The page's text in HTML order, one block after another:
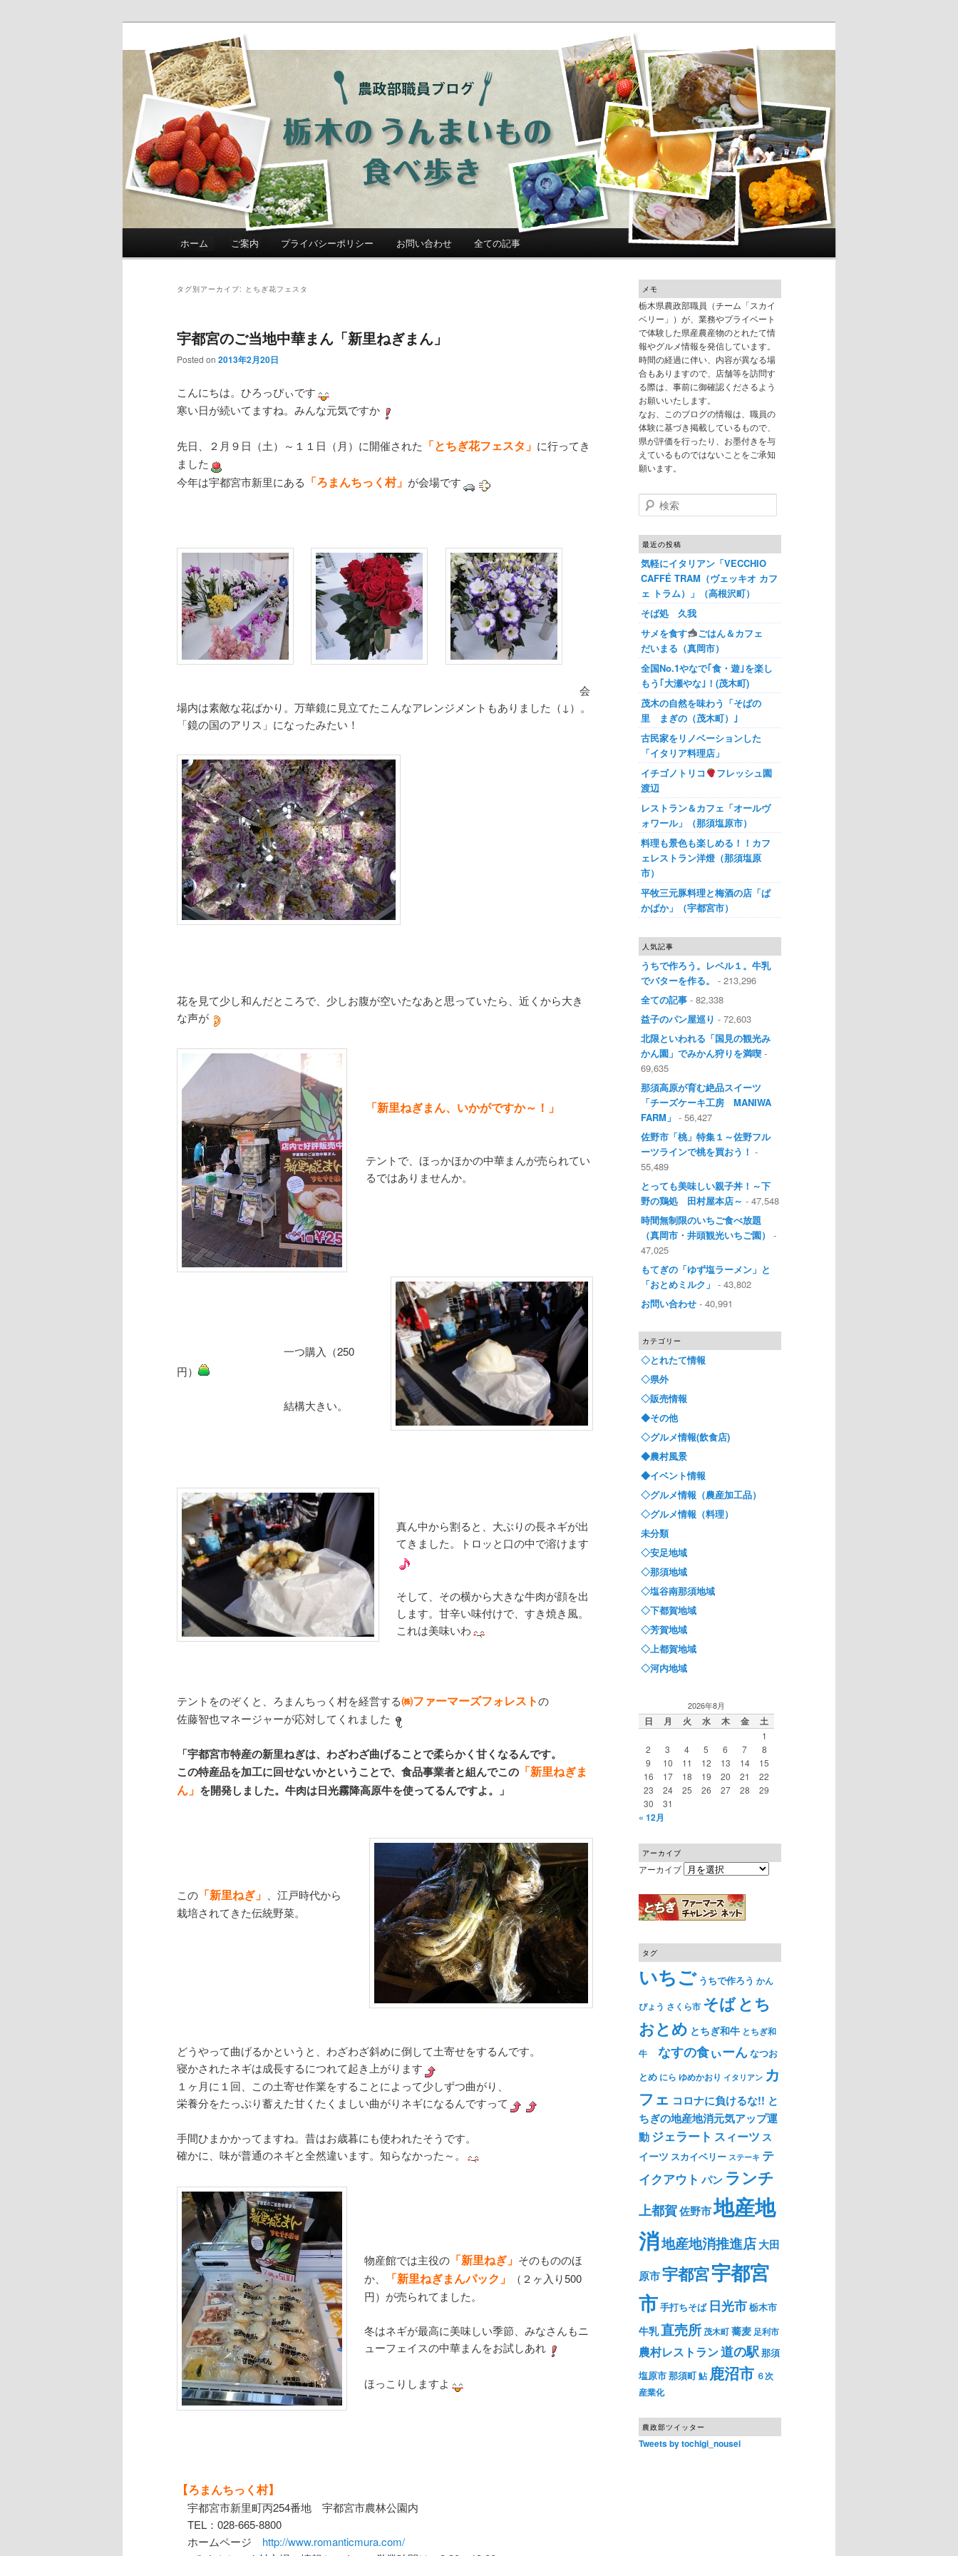
農政部職員ブログ「栃木のうんまいもの食べ歩
き」
メインコンテンツへ移動
サブコンテンツへ移動
ホーム ご案内 プライバシーポリシー お問い合わせ 全ての記事
タグ別アーカイブ: とちぎ花フェスタ
宇都宮のご当地中華まん「新里ねぎまん」
Posted on 2013年2月20日
こんにちは。ひろっぴぃです
寒い日が続いてますね。みんな元気ですか
先日、２月９日（土）～１１日（月）に開催された 「とちぎ花フェスタ」 に行ってき
ました
今年は宇都宮市新里にある 「ろまんちっく村」 が会場です
会
場内は素敵な花ばかり。万華鏡に見立てたこんなアレンジメントもありました（↓）。
「鏡の国のアリス」になったみたい！
花を見て少し和んだところで、少しお腹が空いたなあと思っていたら、近くから大き
な声が
「新里ねぎまん、いかがですか～！」
テントで、ほっかほかの中華まんが売られてい
るではありませんか。
一つ購入（250
円）
結構大きい。
真ん中から割ると、大ぶりの長ネギが出
てきました。トロッと口の中で溶けます
そして、その横から大きな牛肉が顔を出
します。甘辛い味付けで、すき焼き風。
これは美味いわ
テントをのぞくと、ろまんちっく村を経営する㈱ファーマーズフォレストの
佐藤智也マネージャーが応対してくれました
「宇都宮市特産の新里ねぎは、わざわざ曲げることで柔らかく甘くなるんです。
この特産品を加工に回せないかということで、食品事業者と組んでこの 「新里ねぎま
ん」 を開発しました。牛肉は日光霧降高原牛を使ってるんですよ。」
この 「新里ねぎ」
、江戸時代から
栽培されてきた伝統野菜。
どうやって曲げるかというと、わざわざ斜めに倒して土寄せをするんです。
寝かされたネギは成長するにつれて起き上がります
１ヶ月に１回、この土寄せ作業をすることによって少しずつ曲がり、
栄養分をたっぷり蓄えた甘くたくましい曲がりネギになるんですって
手間ひまかかってますね。昔はお歳暮にも使われたそうです。
確かに、味が普通のネギと全然違います。知らなかった～。
物産館では主役の 「新里ねぎ」 そのもののほ
か、
「新里ねぎまんパック」
（２ヶ入り500
円）が売られてました。
冬はネギが最高に美味しい季節、みなさんもニ
ューフェイスの中華まんをお試しあれ
ほっこりしますよ
【ろまんちっく村】
宇都宮市新里町丙254番地 宇都宮市農林公園内
TEL：028-665-8800
ホームページ http://www.romanticmura.com/
メモ
栃木県農政部職員（チーム「スカイ
ベリー」）が、業務やプライベート
で体験した県産農産物のとれたて情
報やグルメ情報を発信しています。
時間の経過に伴い、内容が異なる場
合もありますので、店舗等を訪問す
る際は、事前に御確認くださるよう
お願いいたします。
なお、このブログの情報は、職員の
体験に基づき掲載しているもので、
県が評価を行ったり、お墨付きを与
えているものではないことをご承知
願います。
検索
最近の投稿
気軽にイタリアン「VECCHIO
CAFFÉ TRAM（ヴェッキオ カフ
ェ トラム）」（高根沢町）
そば処 久我
サメを食す
ごはん＆カフェ
だいまる（真岡市）
全国No.1やなで｢食・遊｣を楽し
もう｢大瀬やな｣！(茂木町)
茂木の自然を味わう「そばの
里 まぎの（茂木町）｣
古民家をリノベーションした
「イタリア料理店」
イチゴノトリコ
フレッシュ園
渡辺
レストラン＆カフェ「オールヴ
ォワール」（那須塩原市）
料理も景色も楽しめる！！カフ
ェレストラン洋燈（那須塩原
市）
平牧三元豚料理と梅酒の店「ぱ
かぱか」（宇都宮市）
人気記事
うちで作ろう。レベル１。牛乳
でバターを作る。
- 213,296
全ての記事 - 82,338
益子のパン屋巡り - 72,603
北限といわれる「国見の観光み
かん園」でみかん狩りを満喫 -
69,635
那須高原が育む絶品スイーツ
「チーズケーキ工房 MANIWA
FARM」 - 56,427
佐野市「桃」特集１～佐野フル
ーツラインで桃を買おう！ -
55,489
とっても美味しい親子丼！～下
野の鶏処 田村屋本店～ - 47,548
時間無制限のいちご食べ放題
（真岡市・井頭観光いちご園）
-
47,025
もてぎの「ゆず塩ラーメン」と
「おとめミルク」 - 43,802
お問い合わせ - 40,991
カテゴリー
◇とれたて情報
◇県外
◇販売情報
◆その他
◇グルメ情報(飲食店)
◆農村風景
◆イベント情報
◇グルメ情報（農産加工品）
◇グルメ情報（料理）
未分類
◇安足地域
◇那須地域
◇塩谷南那須地域
◇下都賀地域
◇芳賀地域
◇上都賀地域
◇河内地域
2026年8月
日 月 火 水 木 金 土
1
2
3 4 5 6 7
8
9
10 11 12 13 14
15
16
17 18 19 20 21
22
23
24 25 26 27 28
29
30
31
« 12月
アーカイブ
アーカイブ
タグ
いちご うちで作ろう かん
ぴょう さくら市 そばとち
おとめ とちぎ和牛 とちぎ和
牛
なすの食ぃーんなつお
とめ にら ゆめかおり イタリアン カ
フェ コロナに負けるな!! と
ちぎの地産地消元気アップ運
動ジェラート スィーツ ス
イーツ スカイベリー ステーキ テ
イクアウト パン ランチ
上都賀佐野市地産地
消地産地消推進店大田
原市宇都宮宇都宮
市手打ちそば 日光市栃木市
牛乳直売所 茂木町蕎麦 足利市
農村レストラン道の駅那須
塩原市那須町鮎 鹿沼市 ６次
産業化
農政部ツイッター
Tweets by tochigi_nousei